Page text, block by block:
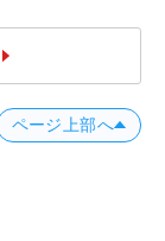
ページ上部へ